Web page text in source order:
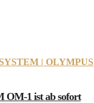
| OLYMPUS
OM-1 ist ab sofort